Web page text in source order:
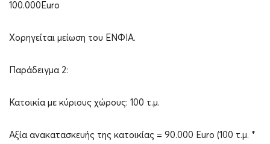
100.000Euro
Χορηγείται μείωση του ΕΝΦΙΑ.
Παράδειγμα 2:
Κατοικία με κύριους χώρους: 100 τ.μ.
Αξία ανακατασκευής της κατοικίας = 90.000 Euro (100 τ.μ. *